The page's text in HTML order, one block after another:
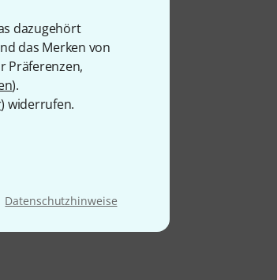
dazugehört
das Merken von
Präferenzen,
).
) widerrufen.
Datenschutzhinweise